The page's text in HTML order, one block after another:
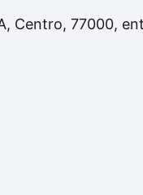
Centro, 77000,